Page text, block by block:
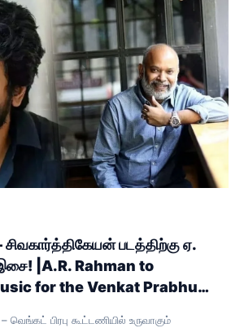
சிவகார்த்திகேயன் படத்திற்கு ஏ.
|A.R. Rahman to
for the Venkat Prabhu–
வெங்கட் பிரபு கூட்டணியில் உருவாகும்